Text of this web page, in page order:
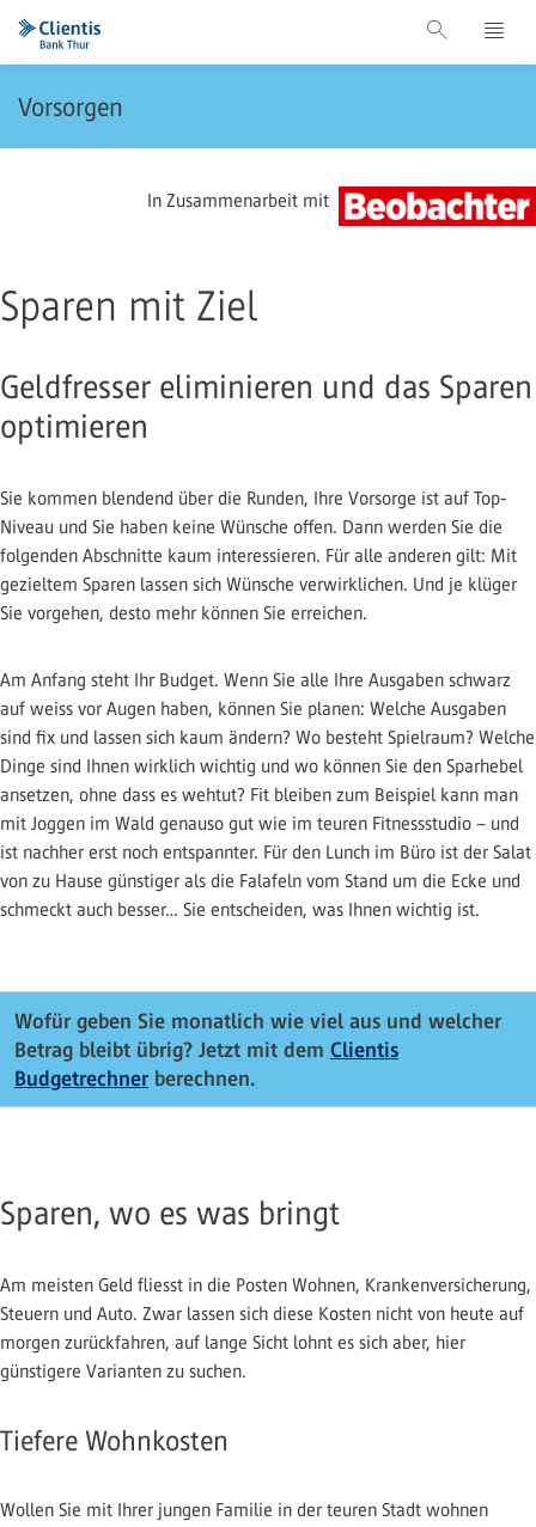
Vorsorgen
In Zusammenarbeit mit
Sparen mit Ziel
Geldfresser eliminieren und das Sparen
optimieren
Sie kommen blendend über die Runden, Ihre Vorsorge ist auf Top-
Niveau und Sie haben keine Wünsche offen. Dann werden Sie die
folgenden Abschnitte kaum interessieren. Für alle anderen gilt: Mit
gezieltem Sparen lassen sich Wünsche verwirklichen. Und je klüger
Sie vorgehen, desto mehr können Sie erreichen.
Am Anfang steht Ihr Budget. Wenn Sie alle Ihre Ausgaben schwarz
auf weiss vor Augen haben, können Sie planen: Welche Ausgaben
sind fix und lassen sich kaum ändern? Wo besteht Spielraum? Welche
Dinge sind Ihnen wirklich wichtig und wo können Sie den Sparhebel
ansetzen, ohne dass es wehtut? Fit bleiben zum Beispiel kann man
mit Joggen im Wald genauso gut wie im teuren Fitnessstudio – und
ist nachher erst noch entspannter. Für den Lunch im Büro ist der Salat
von zu Hause günstiger als die Falafeln vom Stand um die Ecke und
schmeckt auch besser… Sie entscheiden, was Ihnen wichtig ist.
Wofür geben Sie monatlich wie viel aus und welcher
Betrag bleibt übrig? Jetzt mit dem Clientis
Budgetrechnerberechnen.
Sparen, wo es was bringt
Am meisten Geld fliesst in die Posten Wohnen, Krankenversicherung,
Steuern und Auto. Zwar lassen sich diese Kosten nicht von heute auf
morgen zurückfahren, auf lange Sicht lohnt es sich aber, hier
günstigere Varianten zu suchen.
Tiefere Wohnkosten
Wollen Sie mit Ihrer jungen Familie in der teuren Stadt wohnen